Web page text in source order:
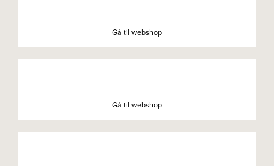
Gå til webshop
Gå til webshop